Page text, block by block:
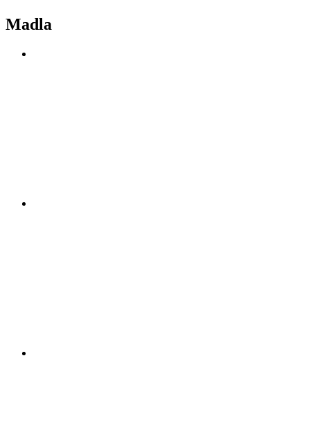
Madla